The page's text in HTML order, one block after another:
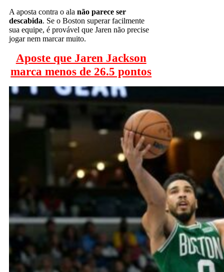
A aposta contra o ala não parece ser
descabida. Se o Boston superar facilmente
sua equipe, é provável que Jaren não precise
jogar nem marcar muito.
Aposte que Jaren Jackson
marca menos de 26.5 pontos